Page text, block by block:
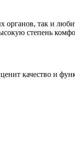
так и
степень
качество и